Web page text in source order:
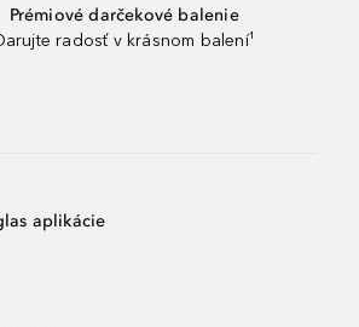
Prémiové darčekové balenie
radosť v krásnom balení¹
aplikácie